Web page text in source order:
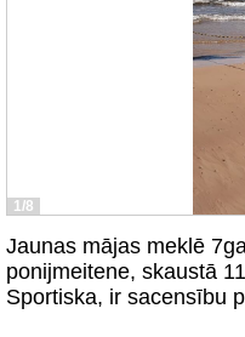
1/8
Jaunas mājas meklē
ponijmeitene, skaustā
Sportiska, ir sacensību